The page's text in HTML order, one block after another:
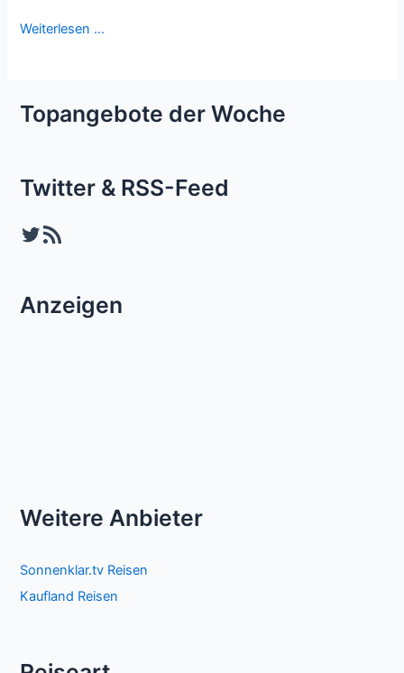
Weiterlesen …
Topangebote der Woche
Twitter & RSS-Feed
Twitter RSS-Feed
Anzeigen
Weitere Anbieter
Sonnenklar.tv Reisen
Kaufland Reisen